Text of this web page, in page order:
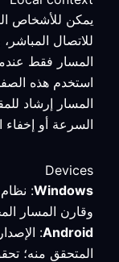
يمكن للأشخاص
للاتصال
المسار فقط
استخدم هذه
المسار إرشاد
السرعة أو إخفاء
Devices
Windows
وقارن المسار
Android
المتحقق منه؛